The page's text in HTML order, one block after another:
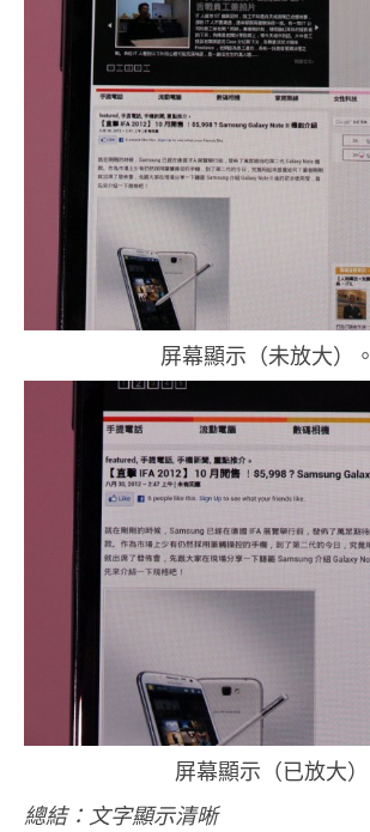
屏幕顯示（未放大）。
屏幕顯示（已放大）
總結：文字顯示清晰